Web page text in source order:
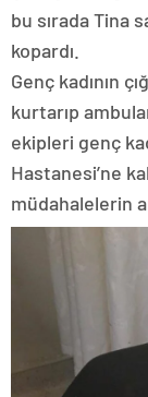
bu sırada Tina
kopardı.
Genç kadının
kurtarıp
ekipleri genç
Hastanesi’ne
müdahalelerin